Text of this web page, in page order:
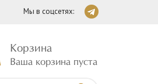
Мы в соцсетях:
Корзина
Ваша корзина пуста